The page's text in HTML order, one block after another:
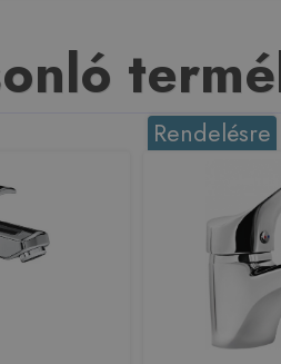
Rendelésre